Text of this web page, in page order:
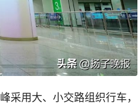
采用大、小交路组织行车，